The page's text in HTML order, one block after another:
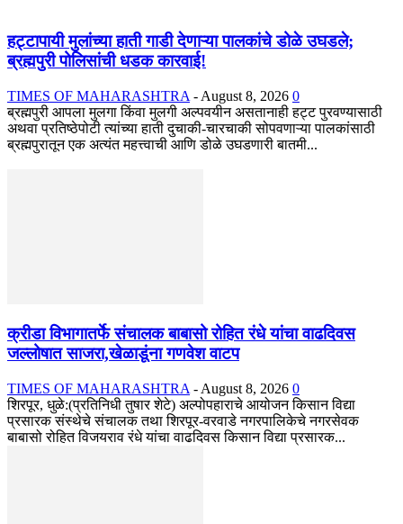
हट्टापायी मुलांच्या हाती गाडी देणाऱ्या पालकांचे डोळे उघडले;
ब्रह्मपुरी पोलिसांची धडक कारवाई!
TIMES OF MAHARASHTRA - August 8, 2026 0
ब्रह्मपुरी आपला मुलगा किंवा मुलगी अल्पवयीन असतानाही हट्ट पुरवण्यासाठी
अथवा प्रतिष्ठेपोटी त्यांच्या हाती दुचाकी-चारचाकी सोपवणाऱ्या पालकांसाठी
ब्रह्मपुरातून एक अत्यंत महत्त्वाची आणि डोळे उघडणारी बातमी...
क्रीडा विभागातर्फे संचालक बाबासो रोहित रंधे यांचा वाढदिवस
जल्लोषात साजरा,खेळाडूंना गणवेश वाटप
TIMES OF MAHARASHTRA - August 8, 2026 0
शिरपूर, धुळे:(प्रतिनिधी तुषार शेटे) अल्पोपहाराचे आयोजन किसान विद्या
प्रसारक संस्थेचे संचालक तथा शिरपूर-वरवाडे नगरपालिकेचे नगरसेवक
बाबासो रोहित विजयराव रंधे यांचा वाढदिवस किसान विद्या प्रसारक...